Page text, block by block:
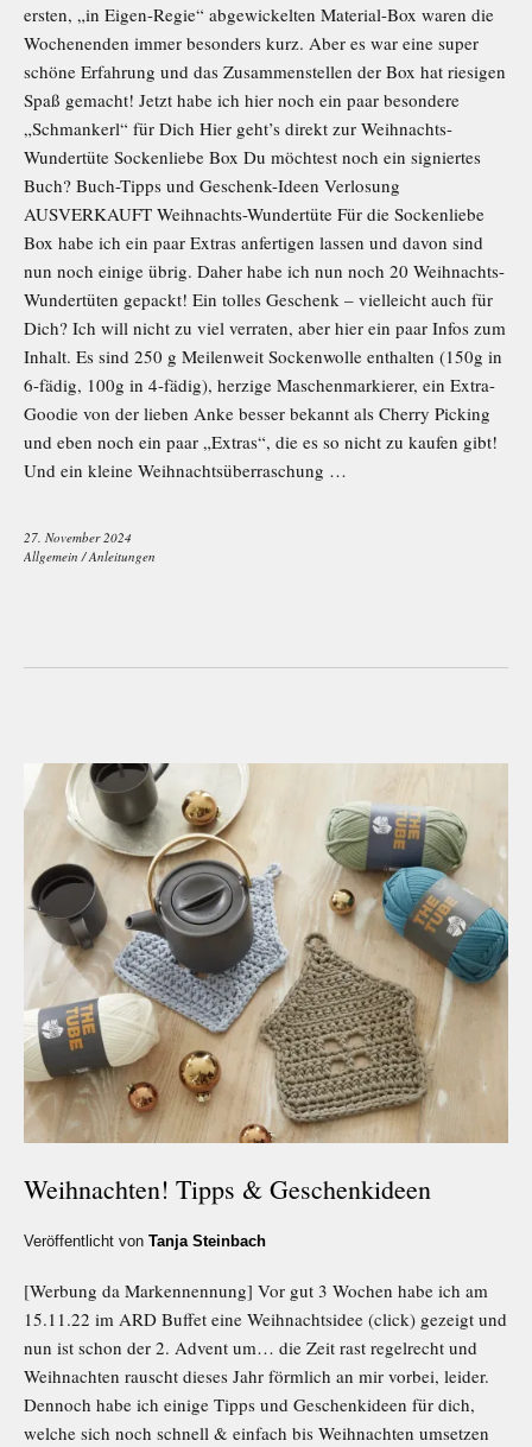
ersten, „in Eigen-Regie“ abgewickelten Material-Box waren die
Wochenenden immer besonders kurz. Aber es war eine super
schöne Erfahrung und das Zusammenstellen der Box hat riesigen
Spaß gemacht! Jetzt habe ich hier noch ein paar besondere
„Schmankerl“ für Dich Hier geht’s direkt zur Weihnachts-
Wundertüte Sockenliebe Box Du möchtest noch ein signiertes
Buch? Buch-Tipps und Geschenk-Ideen Verlosung
AUSVERKAUFT Weihnachts-Wundertüte Für die Sockenliebe
Box habe ich ein paar Extras anfertigen lassen und davon sind
nun noch einige übrig. Daher habe ich nun noch 20 Weihnachts-
Wundertüten gepackt! Ein tolles Geschenk – vielleicht auch für
Dich? Ich will nicht zu viel verraten, aber hier ein paar Infos zum
Inhalt. Es sind 250 g Meilenweit Sockenwolle enthalten (150g in
6-fädig, 100g in 4-fädig), herzige Maschenmarkierer, ein Extra-
Goodie von der lieben Anke besser bekannt als Cherry Picking
und eben noch ein paar „Extras“, die es so nicht zu kaufen gibt!
Und ein kleine Weihnachtsüberraschung …
27. November 2024
Allgemein /Anleitungen
Weihnachten! Tipps & Geschenkideen
Veröffentlicht von Tanja Steinbach
[Werbung da Markennennung] Vor gut 3 Wochen habe ich am
15.11.22 im ARD Buffet eine Weihnachtsidee (click) gezeigt und
nun ist schon der 2. Advent um… die Zeit rast regelrecht und
Weihnachten rauscht dieses Jahr förmlich an mir vorbei, leider.
Dennoch habe ich einige Tipps und Geschenkideen für dich,
welche sich noch schnell & einfach bis Weihnachten umsetzen